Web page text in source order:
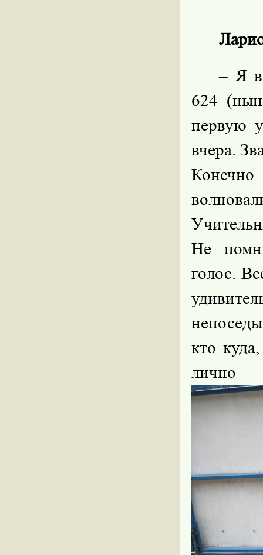
– Я
624
первую
вчера.
Не
голос.
кто
лично